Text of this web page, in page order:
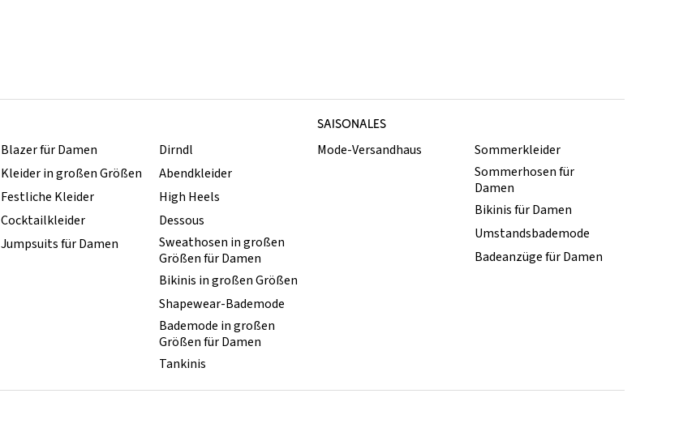
SAISONALES
Blazer für Damen
Kleider in großen Größen
Festliche Kleider
Cocktailkleider
Jumpsuits für Damen
Dirndl
Abendkleider
High Heels
Dessous
Sweathosen in großen
Größen für Damen
Mode-Versandhaus
Sommerkleider
Sommerhosen für
Damen
Bikinis für Damen
Umstandsbademode
Badeanzüge für Damen
Bikinis in großen Größen
Shapewear-Bademode
Bademode in großen
Größen für Damen
Tankinis